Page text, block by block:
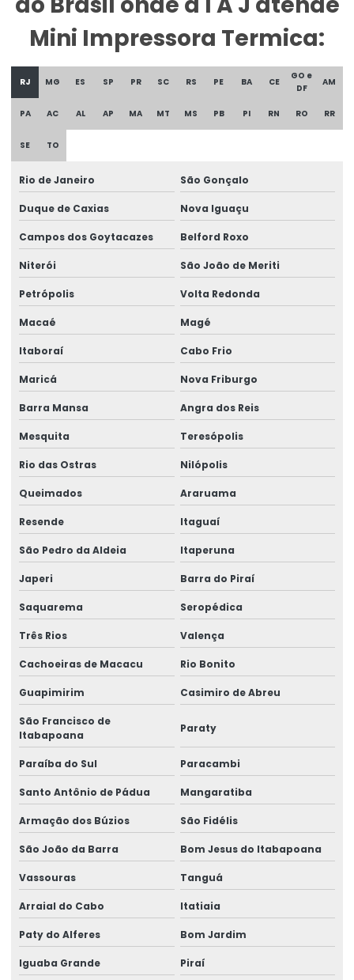
Etiqueta Para Produtos Congelados
Etiqueta Para Roupas Personalizadas
Etiqueta Promocional Para Balcão De Vendas
Etiqueta Reutilizável Para Varejo
Etiqueta Termica
Etiqueta Térmica Para Impressão
Etiqueta Termica Para Impressora
Etiqueta Térmica Para Impressora Térmica
Etiqueta Termo Transfer Para Impressoras
Etiquetas Adesivas
Etiquetas Adesivas Com Acabamento Especializado
Etiquetas Adesivas Couchê
Etiquetas Adesivas Couchê Fosco
Etiquetas Adesivas De Alta Resolução
Etiquetas Adesivas De Impressão Digital
Etiquetas Adesivas De Papel E Plástico
Etiquetas Adesivas Em Diferentes Materiais
Etiquetas Adesivas Em Diferentes Medidas
Etiquetas Adesivas Metalizadas Para Produtos
Etiquetas Adesivas Metalizadas Personalizadas
Etiquetas Adesivas Para Embalagens Comerciais
Etiquetas Adesivas Para Festas E Eventos
Etiquetas Adesivas Para Identificação De Produtos
Etiquetas Adesivas Para Marcação De Produtos
Etiquetas Adesivas Para Produtos
Etiquetas Adesivas Para Produtos Alimentícios
Etiquetas Adesivas Para Roupas E Têxteis
Etiquetas Adesivas Personalizadas
Etiquetas Auto Adesivas Para Vários Segmentos
Etiquetas De Bopp Transparente
Mini Impressora Termica:
RJ MG ES SP PR SC RS PE BA CE
GO e
DF
AM
PA AC AL AP MA MT MS PB PI RN RO RR
SE TO
Rio de Janeiro São Gonçalo
Duque de Caxias Nova Iguaçu
Campos dos Goytacazes Belford Roxo
Niterói São João de Meriti
Petrópolis Volta Redonda
Macaé Magé
Itaboraí Cabo Frio
Maricá Nova Friburgo
Barra Mansa Angra dos Reis
Mesquita Teresópolis
Rio das Ostras Nilópolis
Queimados Araruama
Resende Itaguaí
São Pedro da Aldeia Itaperuna
Japeri Barra do Piraí
Saquarema Seropédica
Três Rios Valença
Cachoeiras de Macacu Rio Bonito
Guapimirim Casimiro de Abreu
São Francisco de
Itabapoana
Paraty
Paraíba do Sul Paracambi
Santo Antônio de Pádua Mangaratiba
Armação dos Búzios São Fidélis
São João da Barra Bom Jesus do Itabapoana
Vassouras Tanguá
Arraial do Cabo Itatiaia
Paty do Alferes Bom Jardim
Iguaba Grande Piraí